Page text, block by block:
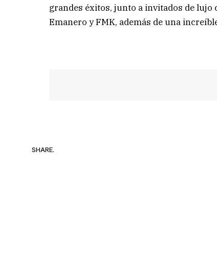
grandes éxitos, junto a invitados de lujo
Emanero y FMK, además de una
SHARE.